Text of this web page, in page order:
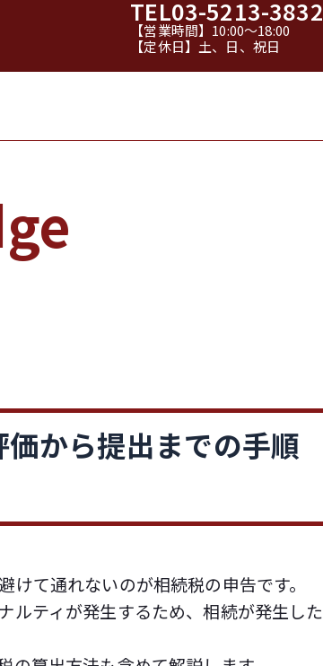
TEL03-5213-3832
【営業時間】10:00～18:00
【定休日】土、日、祝日
から提出までの手順
て通れないのが相続税の申告です。
ルティが発生するため、相続が発生した